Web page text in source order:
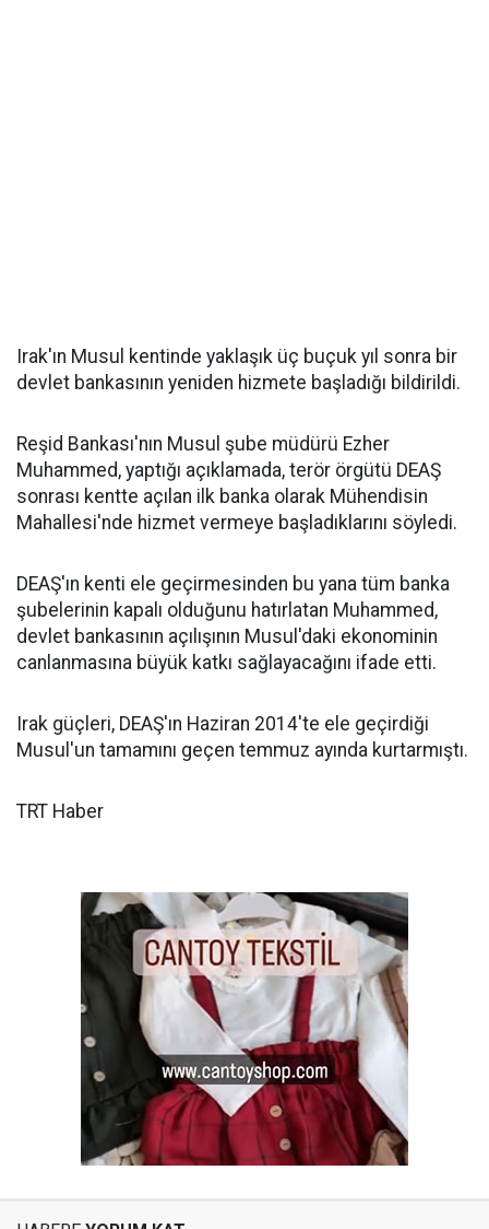
Irak'ın Musul kentinde yaklaşık üç buçuk yıl sonra bir
devlet bankasının yeniden hizmete başladığı bildirildi.
Reşid Bankası'nın Musul şube müdürü Ezher
Muhammed, yaptığı açıklamada, terör örgütü DEAŞ
sonrası kentte açılan ilk banka olarak Mühendisin
Mahallesi'nde hizmet vermeye başladıklarını söyledi.
DEAŞ'ın kenti ele geçirmesinden bu yana tüm banka
şubelerinin kapalı olduğunu hatırlatan Muhammed,
devlet bankasının açılışının Musul'daki ekonominin
canlanmasına büyük katkı sağlayacağını ifade etti.
Irak güçleri, DEAŞ'ın Haziran 2014'te ele geçirdiği
Musul'un tamamını geçen temmuz ayında kurtarmıştı.
TRT Haber